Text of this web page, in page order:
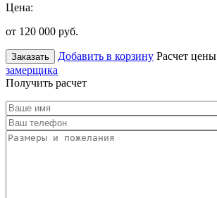
Цена:
от 120 000 руб.
Заказать Добавить в корзину Расчет цены
замерщика
Получить расчет